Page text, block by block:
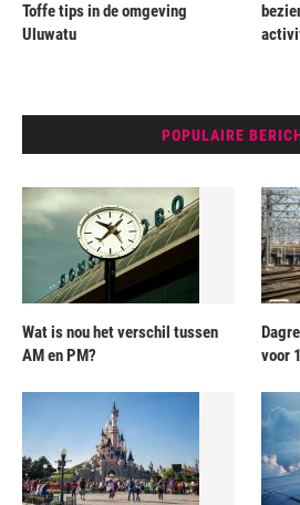
Toffe tips in de omgeving
Uluwatu
POPULAIRE
Wat is nou het verschil tussen
AM en PM?
voor